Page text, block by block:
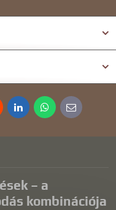
LinkedInWhatsApp
E-
mail
– a
kombinációja